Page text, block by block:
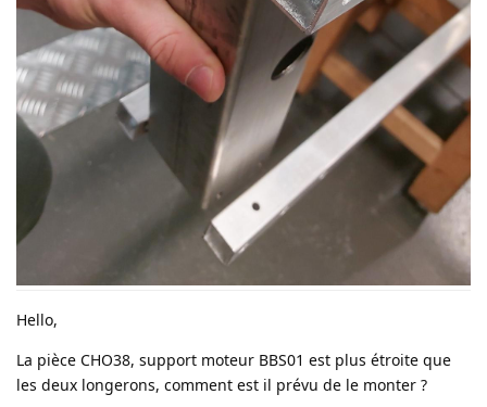
Hello,
La pièce CHO38, support moteur BBS01 est plus étroite que
les deux longerons, comment est il prévu de le monter ?